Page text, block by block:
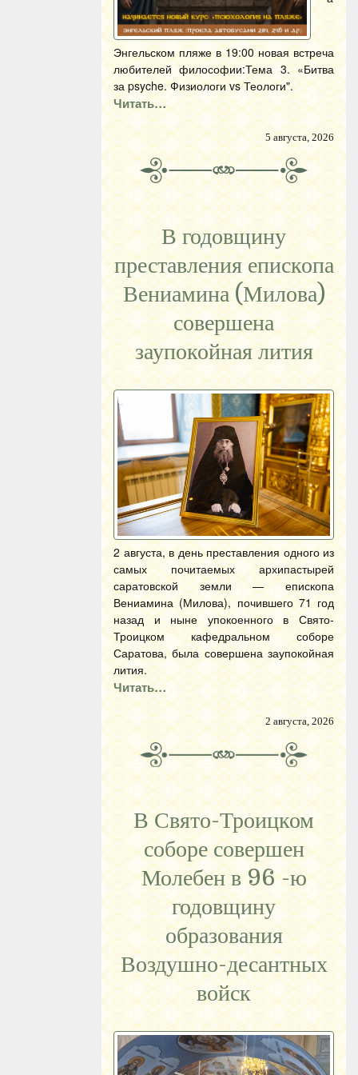
Энгельском пляже в 19:00 новая встреча
любителей философии:Тема 3. «Битва
за psyche. Физиологи vs Теологи".
Читать…
5 августа, 2026
В годовщину
преставления епископа
Вениамина (Милова)
совершена
заупокойная лития
2 августа, в день преставления одного из
самых почитаемых архипастырей
саратовской земли — епископа
Вениамина (Милова), почившего 71 год
назад и ныне упокоенного в Свято-
Троицком кафедральном соборе
Саратова, была совершена заупокойная
лития.
Читать…
2 августа, 2026
В Свято-Троицком
соборе совершен
Молебен в 96 -ю
годовщину
образования
Воздушно-десантных
войск